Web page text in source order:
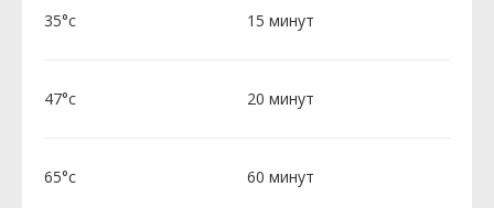
35°c 15 минут
47°c 20 минут
65°c 60 минут